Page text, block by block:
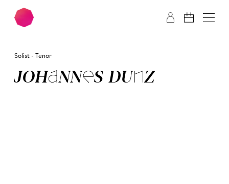
Zum Hauptinhalt springen Zum Footer springen
Solist - Tenor
JO­HAN­NES DUNZ